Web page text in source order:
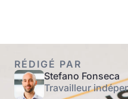
RÉDIGÉ PAR
Stefano Fonseca
Travailleur